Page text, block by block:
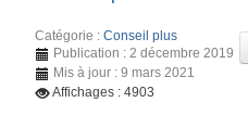
Catégorie : Conseil plus
Publication : 2 décembre 2019
Mis à jour : 9 mars 2021
Affichages : 4903